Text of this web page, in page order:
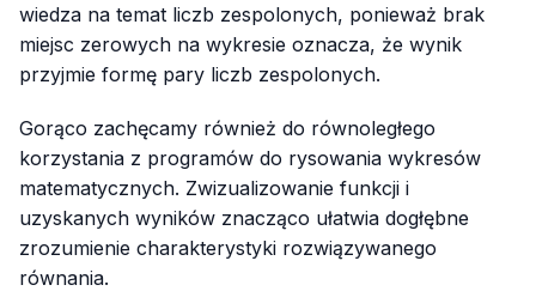
wiedza na temat liczb zespolonych, ponieważ brak
miejsc zerowych na wykresie oznacza, że wynik
przyjmie formę pary liczb zespolonych.
Gorąco zachęcamy również do równoległego
korzystania z programów do rysowania wykresów
matematycznych. Zwizualizowanie funkcji i
uzyskanych wyników znacząco ułatwia dogłębne
zrozumienie charakterystyki rozwiązywanego
równania.